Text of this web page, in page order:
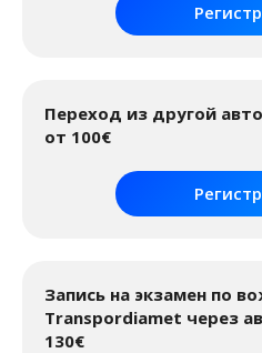
Переход из другой
от 100€
Запись на экзамен по
Transpordiamet через
130€